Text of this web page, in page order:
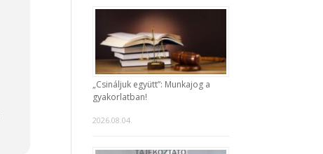
„Csináljuk együtt”: Munkajog a
gyakorlatban!
2026.08.04.